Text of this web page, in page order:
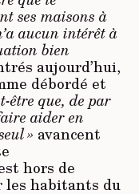
ses maisons à
aucun intérêt à
bien
aujourd’hui,
débordé et
être que, de par
aider en
» avancent
hors de
les habitants du